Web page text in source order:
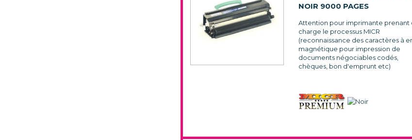
NOIR 9000 PAGES
Attention pour imprimante prenant
charge le processus MICR
(reconnaissance des caractères à
magnétique pour impression de
documents négociables codés,
chèques, bon d'emprunt etc)